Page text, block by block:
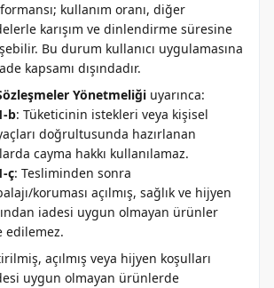
kullanım oranı, diğer
karışım ve dinlendirme süresine
Bu durum kullanıcı uygulamasına
kapsamı dışındadır.
Yönetmeliği uyarınca:
b: Tüketicinin istekleri veya kişisel
doğrultusunda hazırlanan
cayma hakkı kullanılamaz.
ç: Tesliminden sonra
koruması açılmış, sağlık ve hijyen
iadesi uygun olmayan ürünler
edilemez.
açılmış veya hijyen koşulları
uygun olmayan ürünlerde